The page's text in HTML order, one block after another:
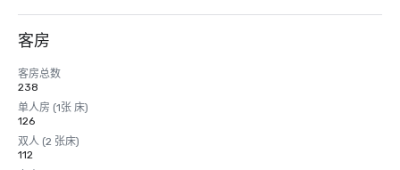
客房
客房总数
238
单人房 (1张 床)
126
双人 (2 张床)
112